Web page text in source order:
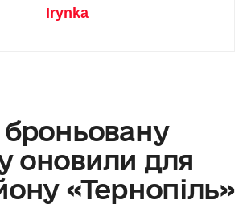
Irynka
оновили для
«Тернопіль»